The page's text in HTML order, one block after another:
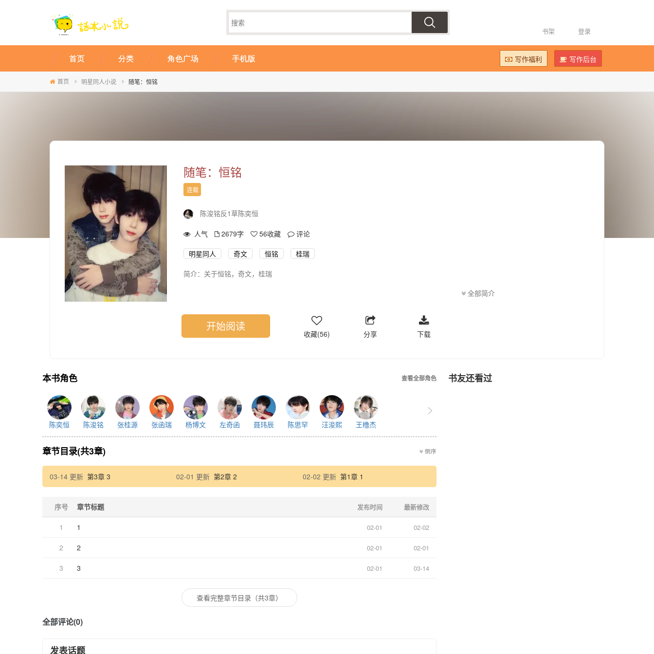
书架 登录
写作福利 写作后台
首页 分类 角色广场 手机版
首页 明星同人小说 随笔：恒铭
随笔：恒铭
连载
陈浚铭反1草陈奕恒
人气 2679字 56收藏 评论
明星同人 奇文 恒铭 桂瑞
简介：关于恒铭，奇文，桂瑞
全部简介
开始阅读
收藏(56) 分享 下载
本书角色 查看全部角色
陈奕恒 陈浚铭 张桂源 张函瑞 杨博文 左奇函 聂玮辰 陈思罕 汪浚熙 王橹杰
>
章节目录(共3章) 倒序
03-14 更新 第3章 3 02-01 更新 第2章 2 02-02 更新 第1章 1
序号 章节标题 发布时间 最新修改
1 1 02-01 02-02
2 2 02-01 02-01
3 3 02-01 03-14
查看完整章节目录（共3章）
全部评论(0)
发表话题
书友还看过